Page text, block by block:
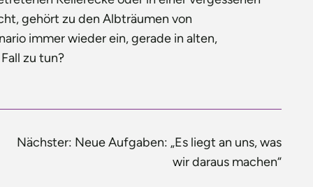
gehört zu den Albträumen von
immer wieder ein, gerade in alten,
zu tun?
Nächster: Neue Aufgaben: „Es liegt an uns, was
wir daraus machen“